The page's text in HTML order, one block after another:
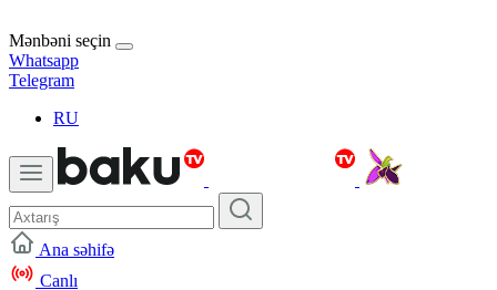
Mənbəni seçin
Whatsapp
Telegram
RU
Ana səhifə
Canlı